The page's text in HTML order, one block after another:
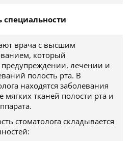
специальности
врача с высшим
который
предупреждении, лечении и
полость рта. В
находятся заболевания
мягких тканей полости рта и
стоматолога складывается